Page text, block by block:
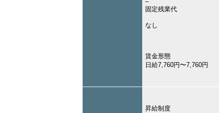
固定残業代
なし
賃金形態
日給7,760円〜7,760円
昇給制度